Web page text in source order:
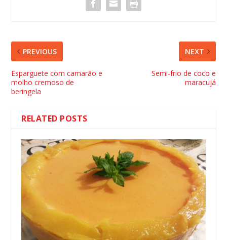
PREVIOUS
Esparguete com camarão e
molho cremoso de
beringela
NEXT
Semi-frio de coco e
maracujá
RELATED POSTS